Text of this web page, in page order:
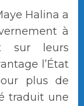
Halina a
à
sur leurs
l’État
plus de
traduit une